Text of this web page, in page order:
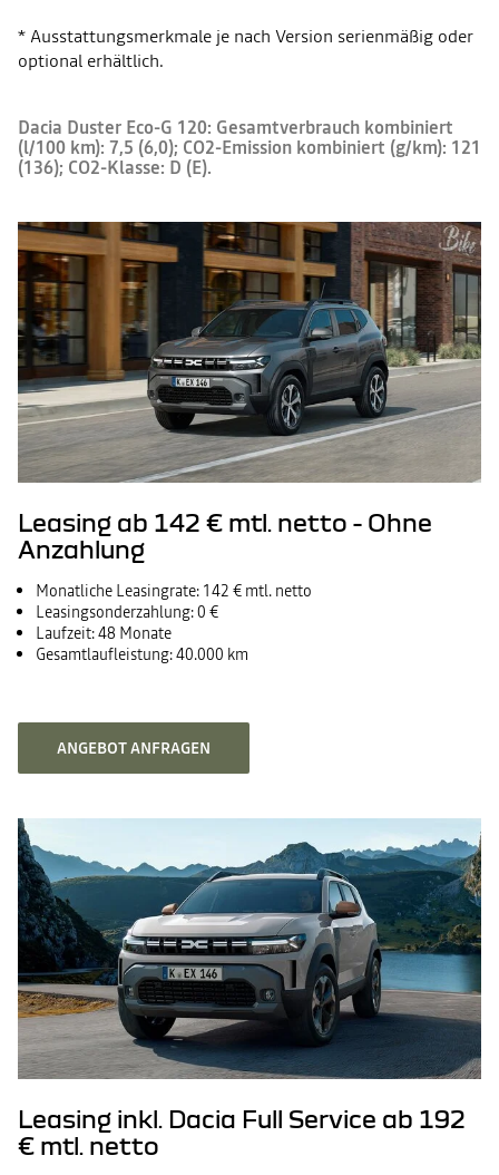
* Ausstattungsmerkmale je nach Version serienmäßig oder
optional erhältlich.
Dacia Duster Eco-G 120: Gesamtverbrauch kombiniert
(l/100 km): 7,5 (6,0); CO2-Emission kombiniert (g/km): 121
(136); CO2-Klasse: D (E).
Leasing ab 142 € mtl. netto - Ohne
Anzahlung
Monatliche Leasingrate: 142 € mtl. netto
Leasingsonderzahlung: 0 €
Laufzeit: 48 Monate
Gesamtlaufleistung: 40.000 km
ANGEBOT ANFRAGEN
Leasing inkl. Dacia Full Service ab 192
€ mtl. netto